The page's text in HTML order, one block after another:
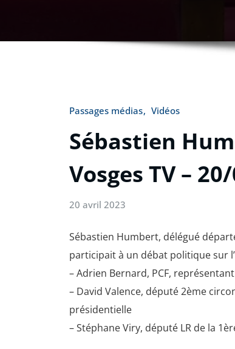
Passages médias Vidéos
Sébastien
Vosges TV –
20 avril 2023
Sébastien Humbert, délégué
participait à un débat politique sur
– Adrien Bernard, PCF, représentant
– David Valence, député 2ème
présidentielle
– Stéphane Viry, député LR de la